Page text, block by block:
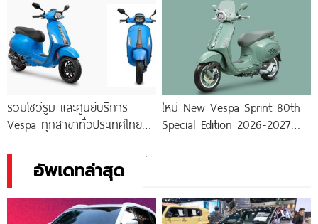
รวมโชว์รูม และศูนย์บริการ
Vespa ทุกสาขาทั่วประเทศไทย
ใหม่ New Vespa Sprint 80th
Special Edition 2026-2027
อัพเดทล่าสุด